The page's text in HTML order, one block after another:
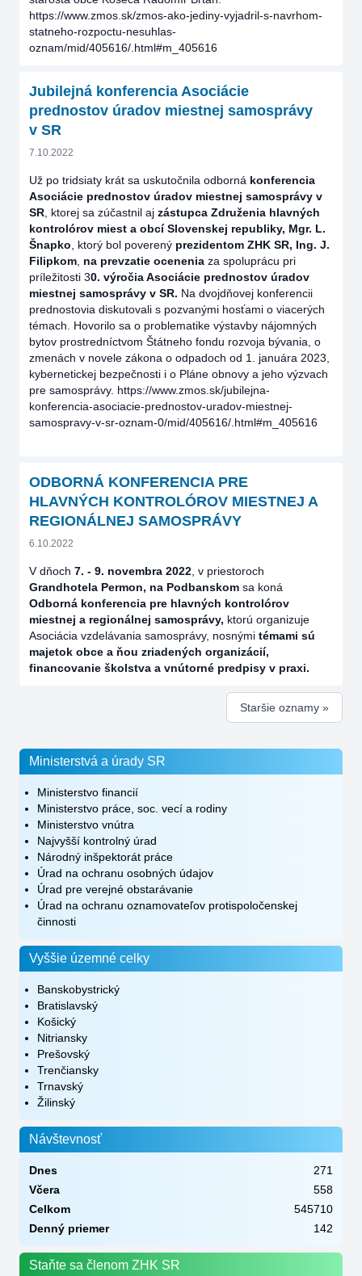
Ministerstvá a úrady SR
Ministerstvo financií
Ministerstvo práce, soc. vecí a rodiny
Ministerstvo vnútra
Najvyšší kontrolný úrad
Národný inšpektorát práce
Úrad na ochranu osobných údajov
Úrad pre verejné obstarávanie
Úrad na ochranu oznamovateľov protispoločenskej
činnosti
Vyššie územné celky
Banskobystrický
Bratislavský
Košický
Nitriansky
Prešovský
Trenčiansky
Trnavský
Žilinský
Návštevnosť
Dnes
271
Včera
558
Celkom
545710
Denný priemer
142
https://www.zmos.sk/zmos-ako-jediny-vyjadril-s-navrhom-
statneho-rozpoctu-nesuhlas-
oznam/mid/405616/.html#m_405616
Jubilejná konferencia Asociácie
prednostov úradov miestnej samosprávy
v SR
7.10.2022
Už po tridsiaty krát sa uskutočnila odborná konferencia
Asociácie prednostov úradov miestnej samosprávy v
SR , ktorej sa zúčastnil aj zástupca Združenia hlavných
kontrolórov miest a obcí Slovenskej republiky, Mgr. L.
Šnapko , ktorý bol poverený prezidentom ZHK SR, Ing. J.
Filipkom na prevzatie ocenenia za spoluprácu pri
príležitosti 30. výročia Asociácie prednostov úradov
miestnej samosprávy v SR. Na dvojdňovej konferencii
prednostovia diskutovali s pozvanými hosťami o viacerých
témach. Hovorilo sa o problematike výstavby nájomných
bytov prostredníctvom Štátneho fondu rozvoja bývania, o
zmenách v novele zákona o odpadoch od 1. januára 2023,
kybernetickej bezpečnosti i o Pláne obnovy a jeho výzvach
pre samosprávy. https://www.zmos.sk/jubilejna-
konferencia-asociacie-prednostov-uradov-miestnej-
samospravy-v-sr-oznam-0/mid/405616/.html#m_405616
ODBORNÁ KONFERENCIA PRE
HLAVNÝCH KONTROLÓROV MIESTNEJ A
REGIONÁLNEJ SAMOSPRÁVY
6.10.2022
V dňoch 7. - 9. novembra 2022 , v priestoroch
Grandhotela Permon, na Podbanskom sa koná
Odborná konferencia pre hlavných kontrolórov
miestnej a regionálnej samosprávy, ktorú organizuje
Asociácia vzdelávania samosprávy, nosnými témami sú
majetok obce a ňou zriadených organizácií,
financovanie školstva a vnútorné predpisy v praxi.
Staršie oznamy »
Staňte sa členom ZHK SR